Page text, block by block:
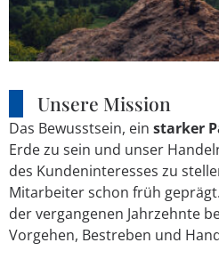
Unsere Mission
Das Bewusstsein, ein starker
Erde zu sein und unser
des Kundeninteresses zu
Mitarbeiter schon früh
der vergangenen Jahrzehnte
Vorgehen, Bestreben und